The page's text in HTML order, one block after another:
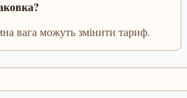
вага можуть змінити тариф.